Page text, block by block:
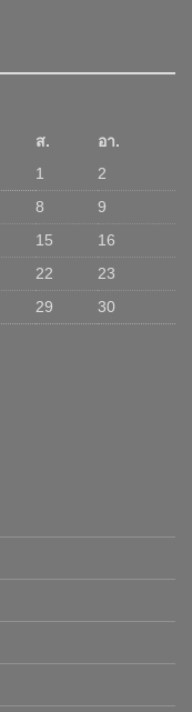
ส.
อา.
1
2
8
9
15
16
22
23
29
30